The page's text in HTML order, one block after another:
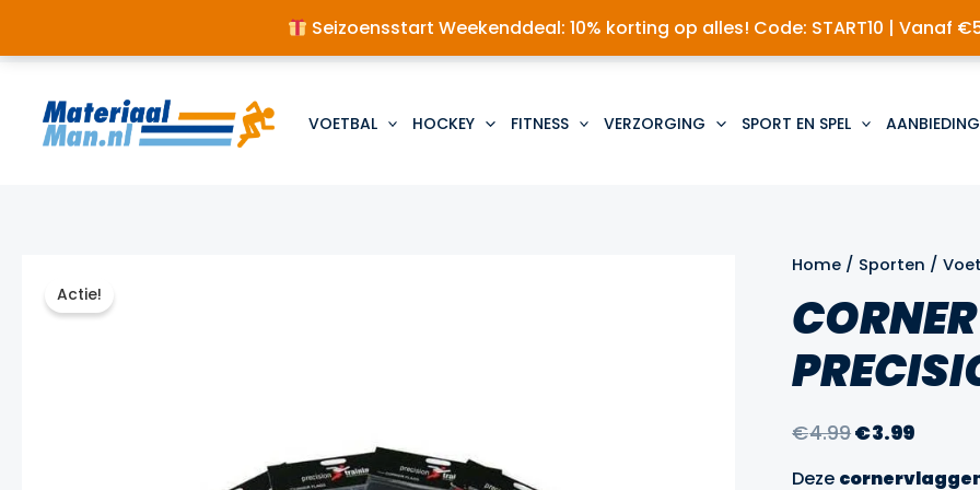
Seizoensstart Weekenddeal: 10% korting op alles! Code: START10 | Vanaf
inhoud
VOETBAL HOCKEY FITNESS VERZORGING SPORT EN SPEL
Actie!
Home / Sporten /
€4.99€3.99
Deze